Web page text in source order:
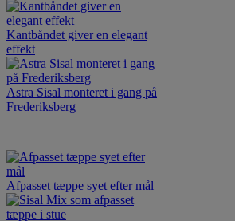
Kantbåndet giver en elegant
effekt
Astra Sisal monteret i gang på
Frederiksberg
Afpasset tæppe syet efter mål